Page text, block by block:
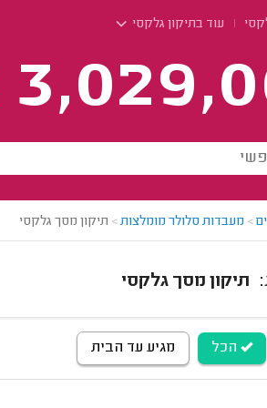
עוד בתיקון גלקסי
> מעבדות סלולר מומלצות> תיקון מסך גלקסי
תיקון מסך גלקסי
הכל מגיע עד הבית